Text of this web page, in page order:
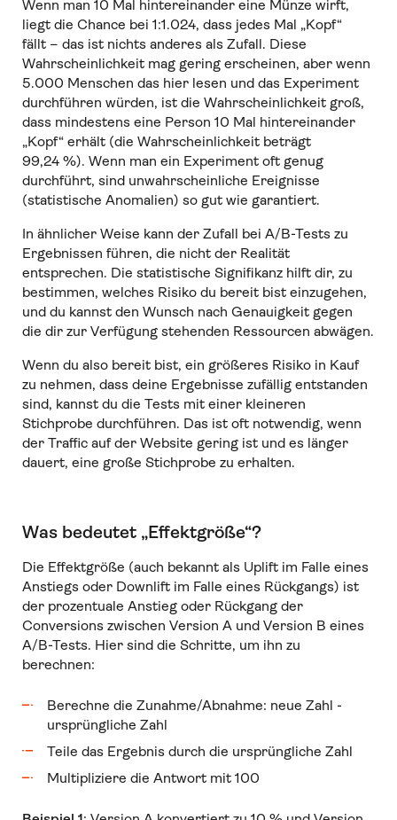
Wenn man 10 Mal hintereinander eine Münze wirft,
liegt die Chance bei 1:1.024, dass jedes Mal „Kopf“
fällt – das ist nichts anderes als Zufall. Diese
Wahrscheinlichkeit mag gering erscheinen, aber wenn
5.000 Menschen das hier lesen und das Experiment
durchführen würden, ist die Wahrscheinlichkeit groß,
dass mindestens eine Person 10 Mal hintereinander
„Kopf“ erhält (die Wahrscheinlichkeit beträgt
99,24 %). Wenn man ein Experiment oft genug
durchführt, sind unwahrscheinliche Ereignisse
(statistische Anomalien) so gut wie garantiert.
In ähnlicher Weise kann der Zufall bei A/B-Tests zu
Ergebnissen führen, die nicht der Realität
entsprechen. Die statistische Signifikanz hilft dir, zu
bestimmen, welches Risiko du bereit bist einzugehen,
und du kannst den Wunsch nach Genauigkeit gegen
die dir zur Verfügung stehenden Ressourcen abwägen.
Wenn du also bereit bist, ein größeres Risiko in Kauf
zu nehmen, dass deine Ergebnisse zufällig entstanden
sind, kannst du die Tests mit einer kleineren
Stichprobe durchführen. Das ist oft notwendig, wenn
der Traffic auf der Website gering ist und es länger
dauert, eine große Stichprobe zu erhalten.
Was bedeutet „Effektgröße“?
Die Effektgröße (auch bekannt als Uplift im Falle eines
Anstiegs oder Downlift im Falle eines Rückgangs) ist
der prozentuale Anstieg oder Rückgang der
Conversions zwischen Version A und Version B eines
A/B-Tests. Hier sind die Schritte, um ihn zu
berechnen:
Berechne die Zunahme/Abnahme: neue Zahl -
ursprüngliche Zahl
Teile das Ergebnis durch die ursprüngliche Zahl
Multipliziere die Antwort mit 100